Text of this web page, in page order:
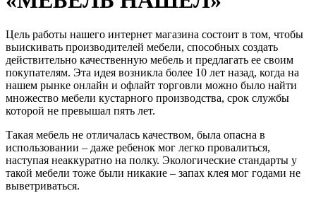
Цель работы нашего интернет магазина состоит в том, чтобы
выискивать производителей мебели, способных создать
действительно качественную мебель и предлагать ее своим
покупателям. Эта идея возникла более 10 лет назад, когда на
нашем рынке онлайн и офлайт торговли можно было найти
множество мебели кустарного производства, срок службы
которой не превышал пять лет.
Такая мебель не отличалась качеством, была опасна в
использовании – даже ребенок мог легко провалиться,
наступая неаккуратно на полку. Экологические стандарты у
такой мебели тоже были никакие – запах клея мог годами не
выветриваться.